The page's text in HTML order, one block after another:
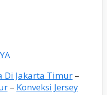
Di Jakarta Timur –
– Konveksi Jersey